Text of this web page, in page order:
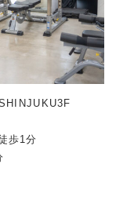
歩1分